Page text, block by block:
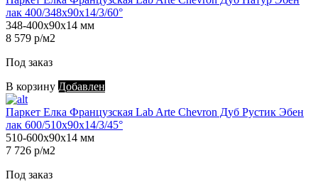
лак 400/348х90х14/3/60°
348-400х90х14 мм
8 579 р/м2
Под заказ
В корзину Добавлен
Паркет Елка Французская Lab Arte Chevron Дуб Рустик Эбен
лак 600/510х90х14/3/45°
510-600х90х14 мм
7 726 р/м2
Под заказ